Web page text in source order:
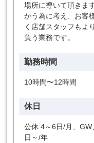
場所に導いて頂きま
かう為に考え、お客
く店舗スタッフもよ
負う業務です。
勤務時間
10時間〜12時間
休日
公休 4～6日/月、
日～/年